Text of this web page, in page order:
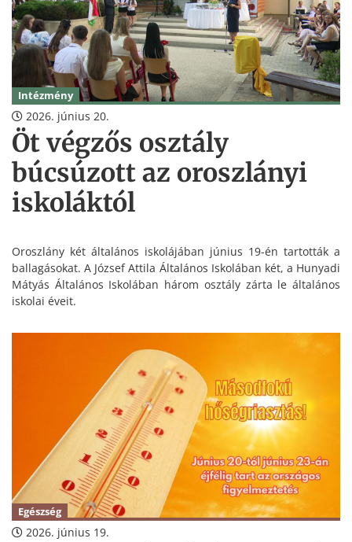
Intézmény
2026. június 20.
Öt végzős osztály
búcsúzott az oroszlányi
iskoláktól
Oroszlány két általános iskolájában június 19-én tartották a
ballagásokat. A József Attila Általános Iskolában két, a Hunyadi
Mátyás Általános Iskolában három osztály zárta le általános
iskolai éveit.
Egészség
2026. június 19.